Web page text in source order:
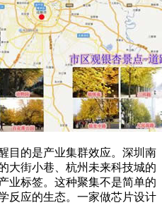
目的是产业集群效应。深圳南
大街小巷、杭州未来科技城的
业标签。这种聚集不是简单的
反应的生态。一家做芯片设计